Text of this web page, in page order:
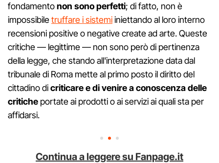
fondamentonon sono perfetti; di fatto, non è
impossibiletruffare i sistemiiniettando al loro interno
recensioni positive o negative create ad arte. Queste
critiche — legittime — non sono però di pertinenza
della legge, che stando all'interpretazione data dal
tribunale di Roma mette al primo posto il diritto del
cittadino dicriticare e di venire a conoscenza delle
critiche portate ai prodotti o ai servizi ai quali sta per
affidarsi.
Continua a leggere su Fanpage.it